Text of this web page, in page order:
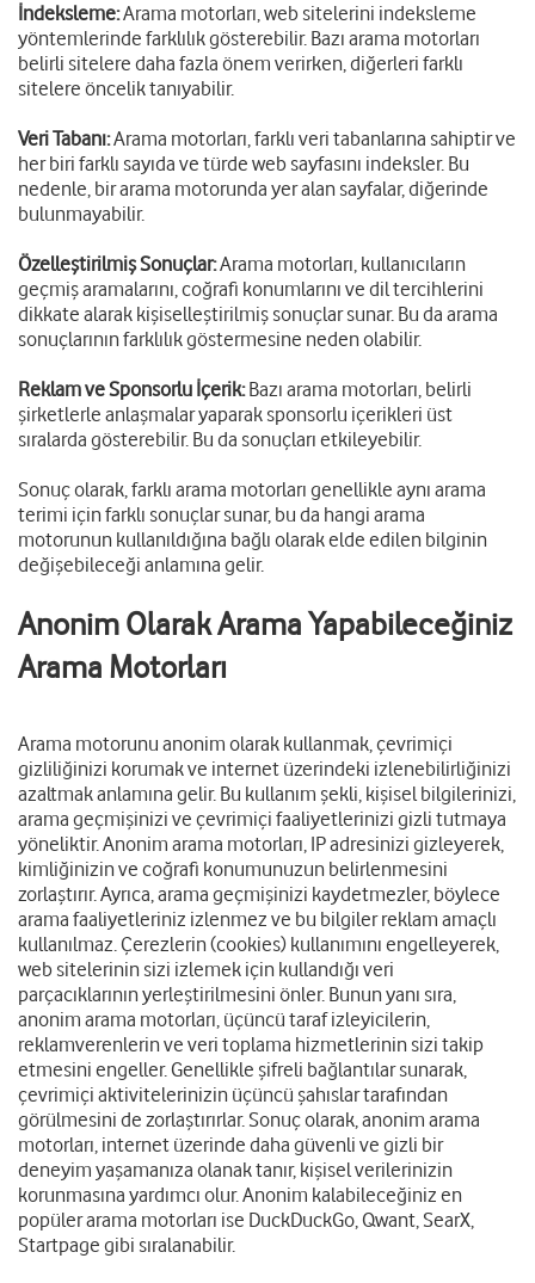
İndeksleme:Arama motorları, web sitelerini indeksleme
yöntemlerinde farklılık gösterebilir. Bazı arama motorları
belirli sitelere daha fazla önem verirken, diğerleri farklı
sitelere öncelik tanıyabilir.
Veri Tabanı:Arama motorları, farklı veri tabanlarına sahiptir ve
her biri farklı sayıda ve türde web sayfasını indeksler. Bu
nedenle, bir arama motorunda yer alan sayfalar, diğerinde
bulunmayabilir.
Özelleştirilmiş Sonuçlar:Arama motorları, kullanıcıların
geçmiş aramalarını, coğrafi konumlarını ve dil tercihlerini
dikkate alarak kişiselleştirilmiş sonuçlar sunar. Bu da arama
sonuçlarının farklılık göstermesine neden olabilir.
Reklam ve Sponsorlu İçerik:Bazı arama motorları, belirli
şirketlerle anlaşmalar yaparak sponsorlu içerikleri üst
sıralarda gösterebilir. Bu da sonuçları etkileyebilir.
Sonuç olarak, farklı arama motorları genellikle aynı arama
terimi için farklı sonuçlar sunar, bu da hangi arama
motorunun kullanıldığına bağlı olarak elde edilen bilginin
değişebileceği anlamına gelir.
Anonim Olarak Arama Yapabileceğiniz
Arama Motorları
Arama motorunu anonim olarak kullanmak, çevrimiçi
gizliliğinizi korumak ve internet üzerindeki izlenebilirliğinizi
azaltmak anlamına gelir. Bu kullanım şekli, kişisel bilgilerinizi,
arama geçmişinizi ve çevrimiçi faaliyetlerinizi gizli tutmaya
yöneliktir. Anonim arama motorları, IP adresinizi gizleyerek,
kimliğinizin ve coğrafi konumunuzun belirlenmesini
zorlaştırır. Ayrıca, arama geçmişinizi kaydetmezler, böylece
arama faaliyetleriniz izlenmez ve bu bilgiler reklam amaçlı
kullanılmaz. Çerezlerin (cookies) kullanımını engelleyerek,
web sitelerinin sizi izlemek için kullandığı veri
parçacıklarının yerleştirilmesini önler. Bunun yanı sıra,
anonim arama motorları, üçüncü taraf izleyicilerin,
reklamverenlerin ve veri toplama hizmetlerinin sizi takip
etmesini engeller. Genellikle şifreli bağlantılar sunarak,
çevrimiçi aktivitelerinizin üçüncü şahıslar tarafından
görülmesini de zorlaştırırlar. Sonuç olarak, anonim arama
motorları, internet üzerinde daha güvenli ve gizli bir
deneyim yaşamanıza olanak tanır, kişisel verilerinizin
korunmasına yardımcı olur. Anonim kalabileceğiniz en
popüler arama motorları ise DuckDuckGo, Qwant, SearX,
Startpage gibi sıralanabilir.